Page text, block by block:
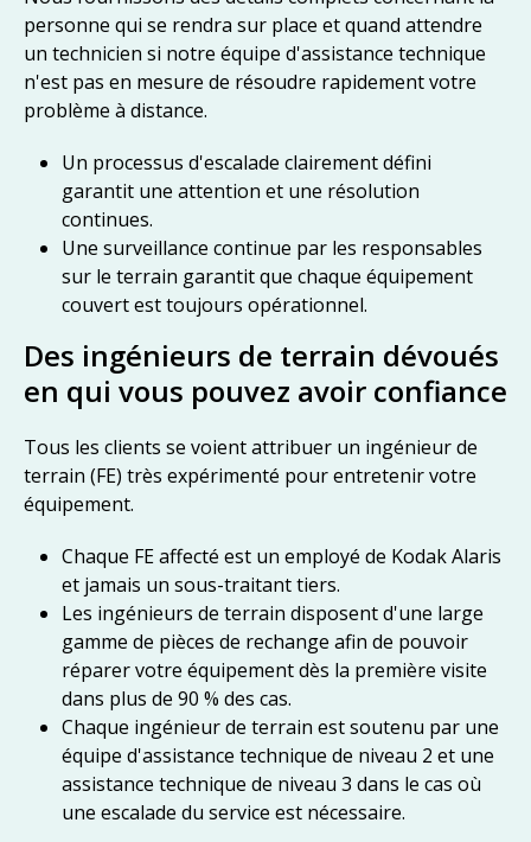
personne qui se rendra sur place et quand attendre
un technicien si notre équipe d'assistance technique
n'est pas en mesure de résoudre rapidement votre
problème à distance.
Un processus d'escalade clairement défini
garantit une attention et une résolution
continues.
Une surveillance continue par les responsables
sur le terrain garantit que chaque équipement
couvert est toujours opérationnel.
Des ingénieurs de terrain dévoués
en qui vous pouvez avoir confiance
Tous les clients se voient attribuer un ingénieur de
terrain (FE) très expérimenté pour entretenir votre
équipement.
Chaque FE affecté est un employé de Kodak Alaris
et jamais un sous-traitant tiers.
Les ingénieurs de terrain disposent d'une large
gamme de pièces de rechange afin de pouvoir
réparer votre équipement dès la première visite
dans plus de 90 % des cas.
Chaque ingénieur de terrain est soutenu par une
équipe d'assistance technique de niveau 2 et une
assistance technique de niveau 3 dans le cas où
une escalade du service est nécessaire.